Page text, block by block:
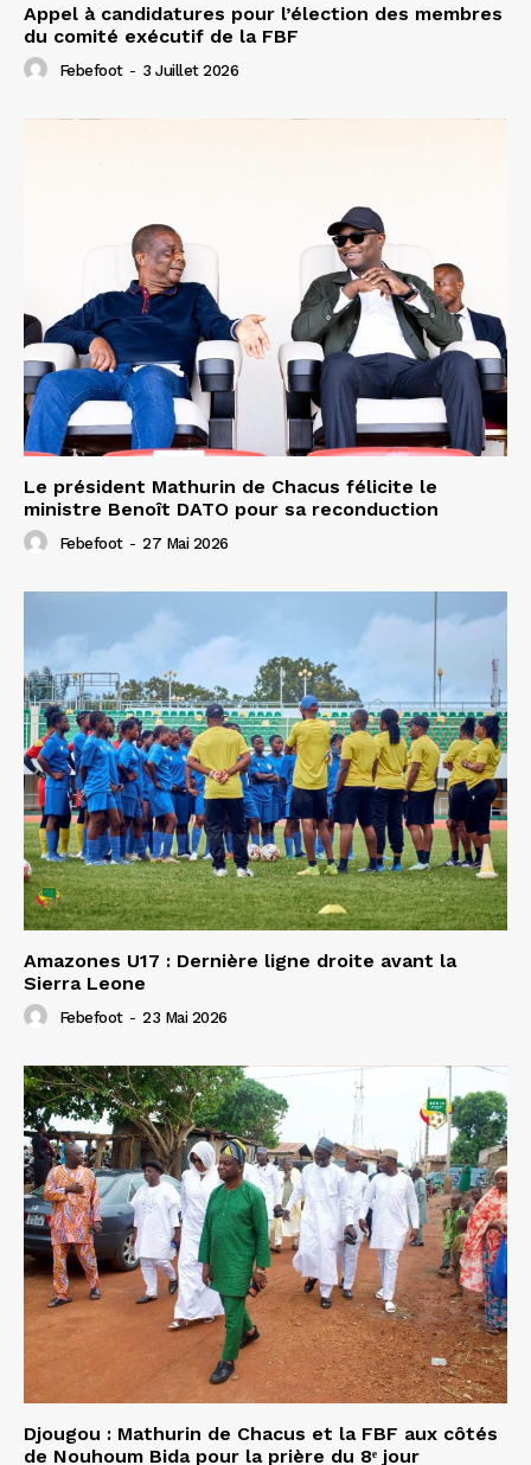
Appel à candidatures pour l’élection des membres
du comité exécutif de la FBF
Febefoot - 3 Juillet 2026
Le président Mathurin de Chacus félicite le
ministre Benoît DATO pour sa reconduction
Febefoot - 27 Mai 2026
Amazones U17 : Dernière ligne droite avant la
Sierra Leone
Febefoot - 23 Mai 2026
Djougou : Mathurin de Chacus et la FBF aux côtés
de Nouhoum Bida pour la prière du 8ᵉ jour